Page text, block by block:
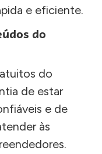
e eficiente.
do
do
de estar
e de
às